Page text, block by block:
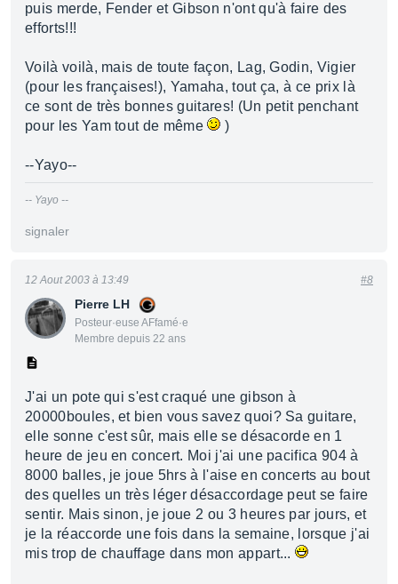
puis merde, Fender et Gibson n'ont qu'à faire des
efforts!!!
Voilà voilà, mais de toute façon, Lag, Godin, Vigier
(pour les françaises!), Yamaha, tout ça, à ce prix là
ce sont de très bonnes guitares! (Un petit penchant
pour les Yam tout de même
)
--Yayo--
-- Yayo --
signaler
Pierre LH
Posteur·euse AFfamé·e
Membre depuis 22 ans
12 Aout 2003 à 13:49 #8
J'ai un pote qui s'est craqué une gibson à
20000boules, et bien vous savez quoi? Sa guitare,
elle sonne c'est sûr, mais elle se désacorde en 1
heure de jeu en concert. Moi j'ai une pacifica 904 à
8000 balles, je joue 5hrs à l'aise en concerts au bout
des quelles un très léger désaccordage peut se faire
sentir. Mais sinon, je joue 2 ou 3 heures par jours, et
je la réaccorde une fois dans la semaine, lorsque j'ai
mis trop de chauffage dans mon appart...